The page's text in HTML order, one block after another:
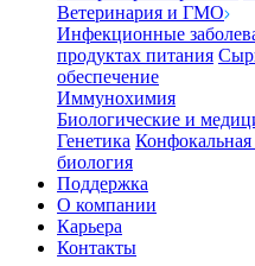
Ветеринария и ГМО
Инфекционные
продуктах питания
обеспечение
Иммунохимия
Биологические и
Генетика
биология
Поддержка
О компании
Карьера
Контакты